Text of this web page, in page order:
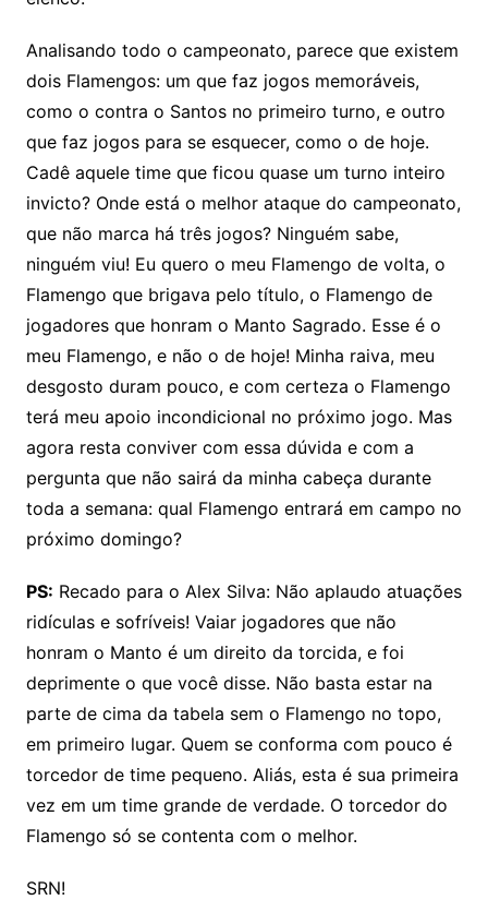
Analisando todo o campeonato, parece que existem
dois Flamengos: um que faz jogos memoráveis,
como o contra o Santos no primeiro turno, e outro
que faz jogos para se esquecer, como o de hoje.
Cadê aquele time que ficou quase um turno inteiro
invicto? Onde está o melhor ataque do campeonato,
que não marca há três jogos? Ninguém sabe,
ninguém viu! Eu quero o meu Flamengo de volta, o
Flamengo que brigava pelo título, o Flamengo de
jogadores que honram o Manto Sagrado. Esse é o
meu Flamengo, e não o de hoje! Minha raiva, meu
desgosto duram pouco, e com certeza o Flamengo
terá meu apoio incondicional no próximo jogo. Mas
agora resta conviver com essa dúvida e com a
pergunta que não sairá da minha cabeça durante
toda a semana: qual Flamengo entrará em campo no
próximo domingo?
PS: Recado para o Alex Silva: Não aplaudo atuações
ridículas e sofríveis! Vaiar jogadores que não
honram o Manto é um direito da torcida, e foi
deprimente o que você disse. Não basta estar na
parte de cima da tabela sem o Flamengo no topo,
em primeiro lugar. Quem se conforma com pouco é
torcedor de time pequeno. Aliás, esta é sua primeira
vez em um time grande de verdade. O torcedor do
Flamengo só se contenta com o melhor.
SRN!